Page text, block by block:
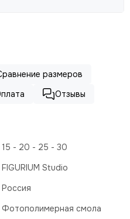
размеров
Отзывы
15 - 20 - 25 - 30
FIGURIUM Studio
Россия
Фотополимерная смола